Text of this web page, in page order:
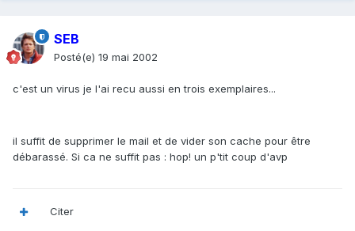
SEB
Posté(e) 19 mai 2002
c'est un virus je l'ai recu aussi en trois exemplaires...
il suffit de supprimer le mail et de vider son cache pour être
débarassé. Si ca ne suffit pas : hop! un p'tit coup d'avp
Citer